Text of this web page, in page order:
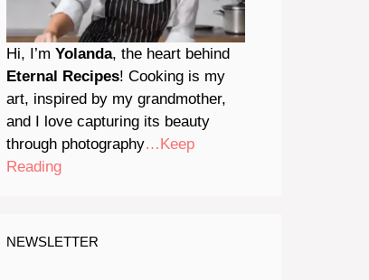
Hi, I’m Yolanda, the heart behind
Eternal Recipes! Cooking is my
art, inspired by my grandmother,
and I love capturing its beauty
through photography…Keep
Reading
NEWSLETTER